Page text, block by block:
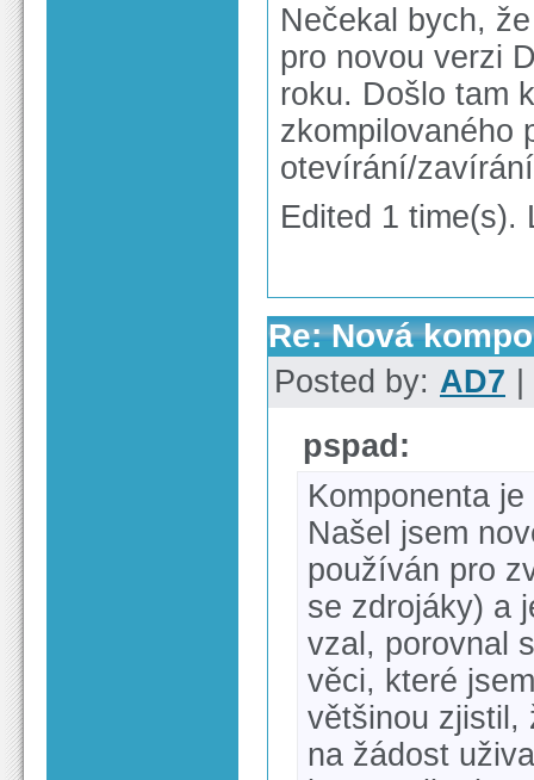
Nečekal bych,
pro novou verzi
roku. Došlo tam
zkompilovaného
otevírání/
Edited 1 time(s).
Re: Nová
Posted by: AD7
pspad:
Komponenta
Našel jsem
používán pro
se zdrojáky) a
vzal, porovnal
věci, které
většinou zjistil,
na žádost